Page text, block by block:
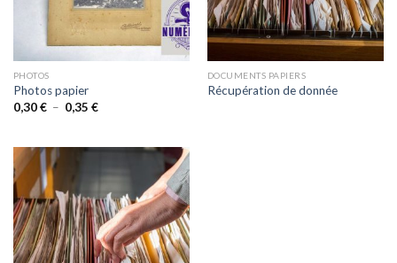
PHOTOS
Photos papier
0,30€ – 0,35 €Plage
DOCUMENTS PAPIERS
Récupération de donnée